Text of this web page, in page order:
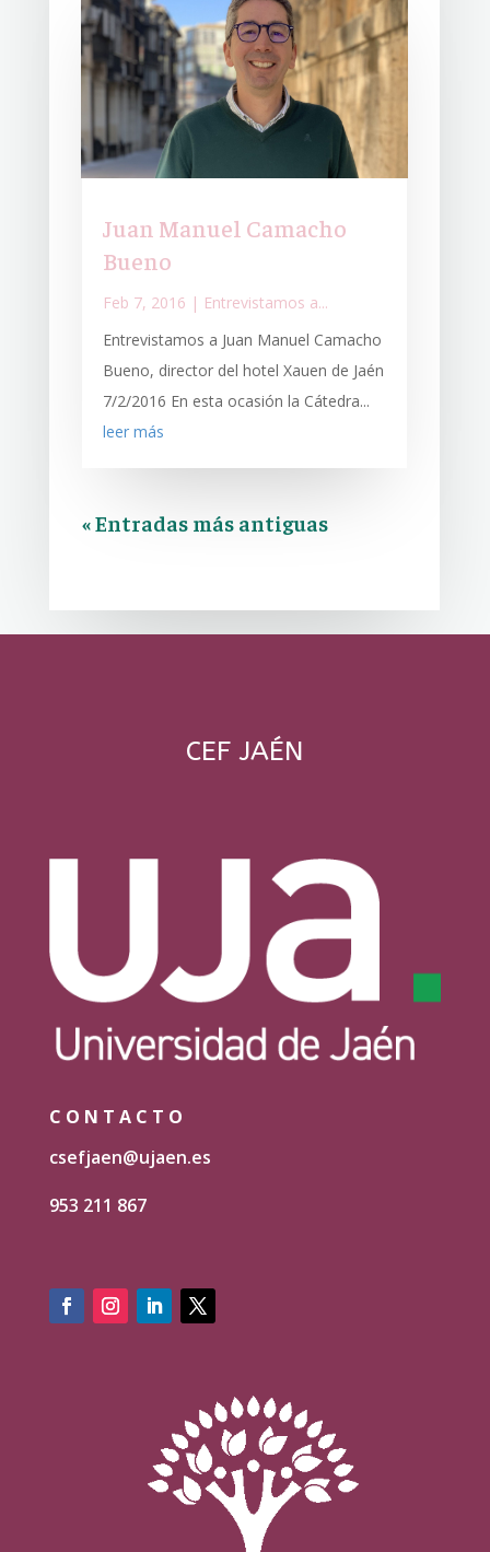
Juan Manuel Camacho
Bueno
Feb 7, 2016 | Entrevistamos a...
Entrevistamos a Juan Manuel Camacho
Bueno, director del hotel Xauen de Jaén
7/2/2016 En esta ocasión la Cátedra...
leer más
« Entradas más antiguas
CEF JAÉN
CONTACTO
csefjaen@ujaen.es
953 211 867